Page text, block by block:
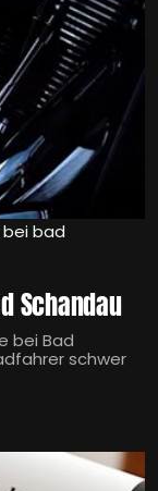
bad
Schandau
bei Bad
schwer